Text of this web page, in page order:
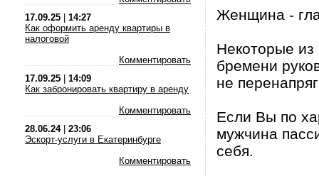
17.09.25
14:27
Как оформить аренду квартиры в
налоговой
Комментировать
17.09.25
14:09
Как забронировать квартиру в аренду
Комментировать
28.06.24| 23:06
Эскорт-услуги в Екатеринбурге
Комментировать
Женщина -
Некоторые из
бремени
не
Если Вы по
мужчина
себя.